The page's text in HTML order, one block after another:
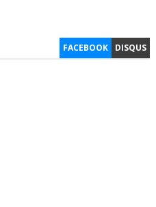
FACEBOOK DISQUS